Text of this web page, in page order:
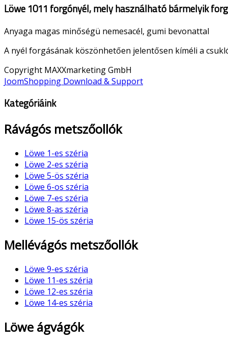
Löwe 1011 forgónyél, mely használható bármelyik
Anyaga magas minőségü nemesacél, gumi bevonattal
A nyél forgásának köszönhetően jelentősen kíméli a
Copyright MAXXmarketing GmbH
JoomShopping Download & Support
Kategóriáink
Rávágós metszőollók
Löwe 1-es széria
Löwe 2-es széria
Löwe 5-ös széria
Löwe 6-os széria
Löwe 7-es széria
Löwe 8-as széria
Löwe 15-ös széria
Mellévágós metszőollók
Löwe 9-es széria
Löwe 11-es széria
Löwe 12-es széria
Löwe 14-es széria
Löwe ágvágók